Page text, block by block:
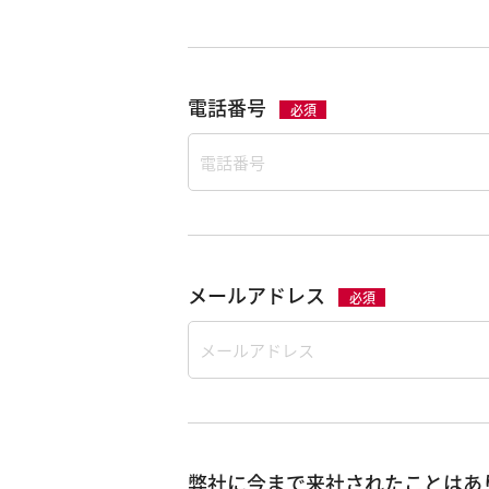
電話番号 必須
メールアドレス 必須
弊社に今まで来社されたことはあ